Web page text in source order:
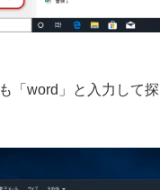
「word」と入力して